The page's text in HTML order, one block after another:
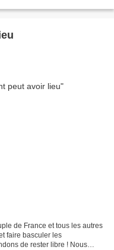
de France et tous les autres
faire basculer les
de rester libre ! Nous